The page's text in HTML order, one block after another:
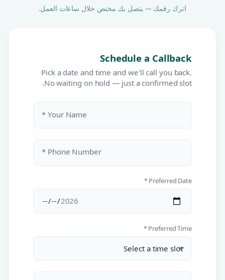
اترك رقمك — يتصل بك مختص خلال ساعات العمل.
Schedule a Callback
Pick a date and time and we'll call you back.
No waiting on hold — just a confirmed slot.
Your Name *
Phone Number *
Preferred Date *
Preferred Time *